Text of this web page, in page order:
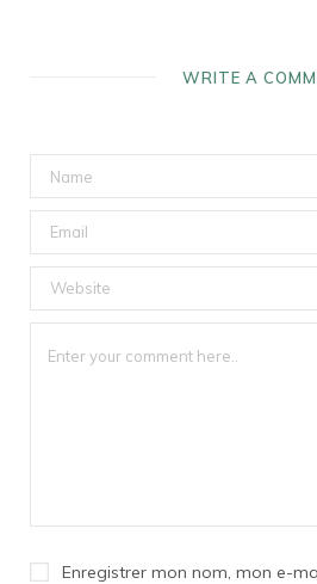
WRITE A
Enregistrer mon nom, mon e-